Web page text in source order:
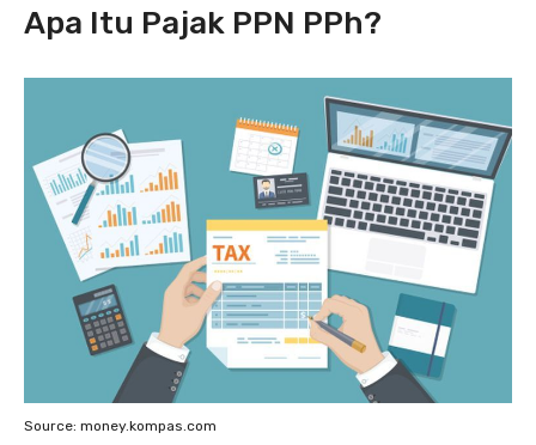
Apa Itu Pajak PPN PPh?
Source: money.kompas.com